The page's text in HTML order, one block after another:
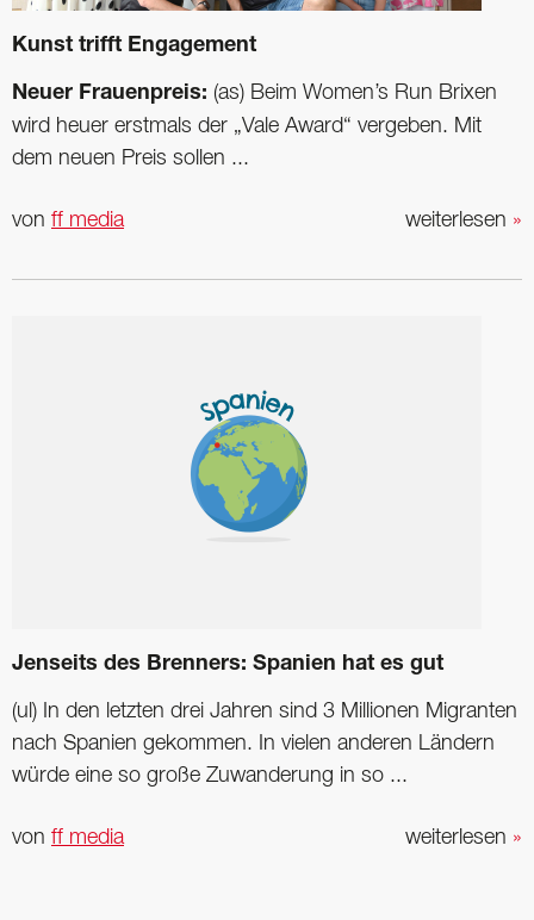
Kunst trifft Engagement
Neuer Frauenpreis: (as) Beim Women’s Run Brixen
wird heuer erstmals der „Vale Award“ vergeben. Mit
dem neuen Preis sollen ...
weiterlesen »
von ff media
Jenseits des Brenners: Spanien hat es gut
(ul) In den letzten drei Jahren sind 3 Millionen Migranten
nach Spanien gekommen. In vielen anderen Ländern
würde eine so große Zuwanderung in so ...
weiterlesen »
von ff media